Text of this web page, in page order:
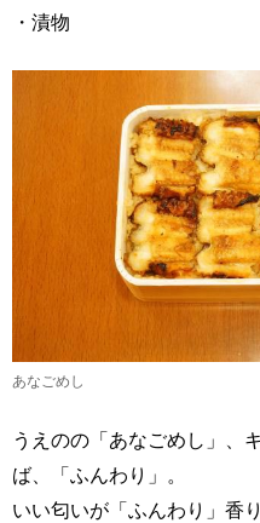
・漬物
あなごめし
うえのの「あなごめし」、
ば、「ふんわり」。
いい匂いが「ふんわり」香